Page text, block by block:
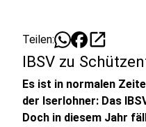
Teilen: open_in_new
IBSV zu
Es ist in normalen
der Iserlohner: Das
Doch in diesem Jahr